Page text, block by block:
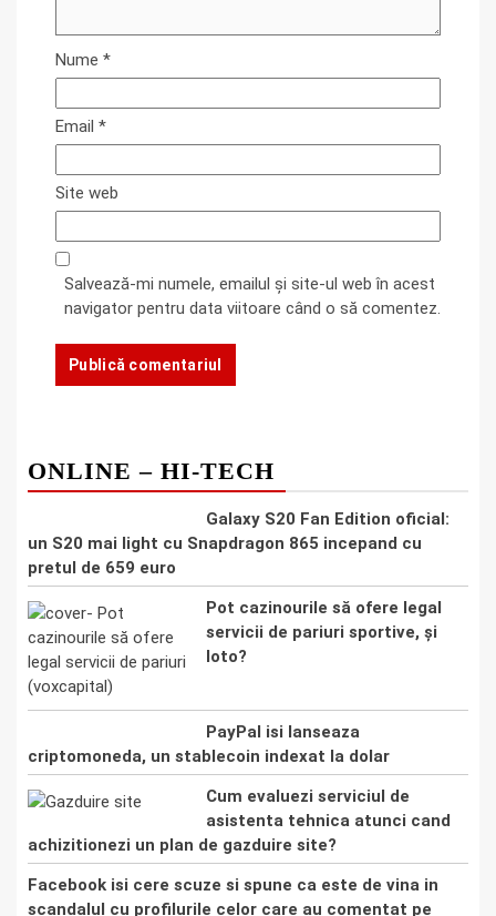
Nume *
Email *
Site web
Salvează-mi numele, emailul și site-ul web în acest
navigator pentru data viitoare când o să comentez.
ONLINE – HI-TECH
Galaxy S20 Fan Edition oficial:
un S20 mai light cu Snapdragon 865 incepand cu
pretul de 659 euro
Pot cazinourile să ofere legal
servicii de pariuri sportive, și
loto?
PayPal isi lanseaza
criptomoneda, un stablecoin indexat la dolar
Cum evaluezi serviciul de
asistenta tehnica atunci cand
achizitionezi un plan de gazduire site?
Facebook isi cere scuze si spune ca este de vina in
scandalul cu profilurile celor care au comentat pe